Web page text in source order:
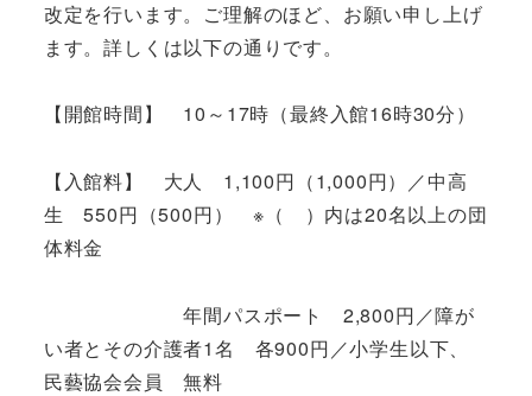
改定を行います。ご理解のほど、お願い申し上げ
ます。詳しくは以下の通りです。
【開館時間】 10～17時（最終入館16時30分）
【入館料】 大人 1,100円（1,000円）／中高
生 550円（500円） ※（ ）内は20名以上の団
体料金
年間パスポート 2,800円／障が
い者とその介護者1名 各900円／小学生以下、
民藝協会会員 無料